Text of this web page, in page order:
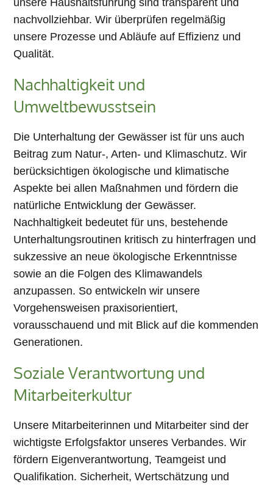
unsere Haushaltsführung sind transparent und
nachvollziehbar. Wir überprüfen regelmäßig
unsere Prozesse und Abläufe auf Effizienz und
Qualität.
Nachhaltigkeit und
Umweltbewusstsein
Die Unterhaltung der Gewässer ist für uns auch
Beitrag zum Natur-, Arten- und Klimaschutz. Wir
berücksichtigen ökologische und klimatische
Aspekte bei allen Maßnahmen und fördern die
natürliche Entwicklung der Gewässer.
Nachhaltigkeit bedeutet für uns, bestehende
Unterhaltungsroutinen kritisch zu hinterfragen und
sukzessive an neue ökologische Erkenntnisse
sowie an die Folgen des Klimawandels
anzupassen. So entwickeln wir unsere
Vorgehensweisen praxisorientiert,
vorausschauend und mit Blick auf die kommenden
Generationen.
Soziale Verantwortung und
Mitarbeiterkultur
Unsere Mitarbeiterinnen und Mitarbeiter sind der
wichtigste Erfolgsfaktor unseres Verbandes. Wir
fördern Eigenverantwortung, Teamgeist und
Qualifikation. Sicherheit, Wertschätzung und